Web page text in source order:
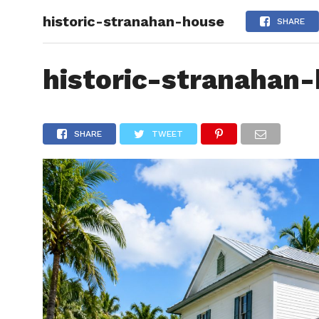
historic-stranahan-house SHARE
historic-stranahan-
SHARE TWEET